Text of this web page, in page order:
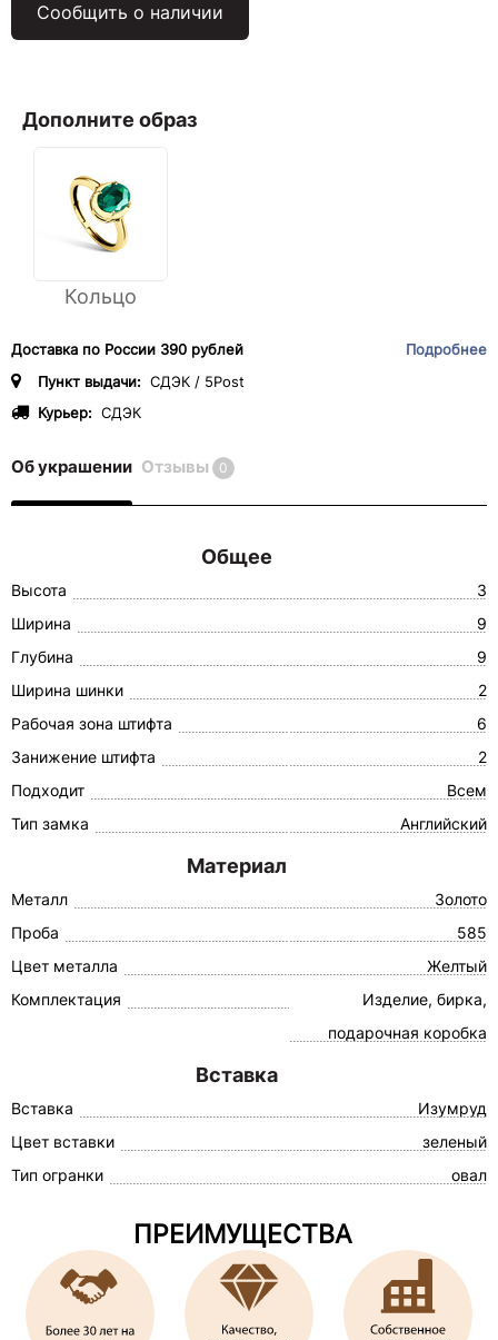
Сообщить о наличии
Дополните образ
Кольцо
Доставка по России 390 рублей
Подробнее
Пункт выдачи: СДЭК / 5Post
Курьер: СДЭК
Об украшении Отзывы 0
Общее
Высота
3
Ширина
9
Глубина
9
Ширина шинки
2
Рабочая зона штифта
6
Занижение штифта
2
Подходит
Всем
Тип замка
Английский
Материал
Металл
Золото
Проба
585
Цвет металла
Желтый
Комплектация
Изделие, бирка,
подарочная коробка
Вставка
Вставка
Изумруд
Цвет вставки
зеленый
Тип огранки
овал
ПРЕИМУЩЕСТВА